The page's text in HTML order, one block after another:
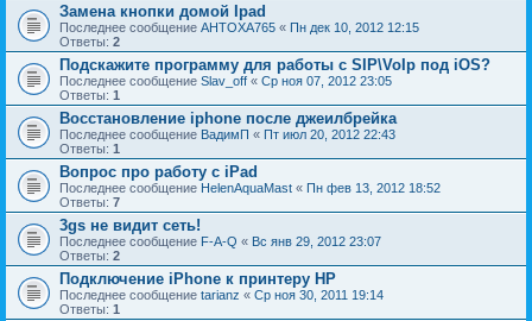
Замена кнопки домой Ipad
Последнее сообщение AHTOXA765 « Пн дек 10, 2012 12:15
Ответы: 2
Подскажите программу для работы с SIP\VoIp под iOS?
Последнее сообщение Slav_off « Ср ноя 07, 2012 23:05
Ответы: 1
Восстановление iphone после джеилбрейка
Последнее сообщение ВадимП « Пт июл 20, 2012 22:43
Ответы: 1
Вопрос про работу с iPad
Последнее сообщение HelenAquaMast « Пн фев 13, 2012 18:52
Ответы: 7
3gs не видит сеть!
Последнее сообщение F-A-Q « Вс янв 29, 2012 23:07
Ответы: 2
Подключение iPhone к принтеру НР
Последнее сообщение tarianz « Ср ноя 30, 2011 19:14
Ответы: 1